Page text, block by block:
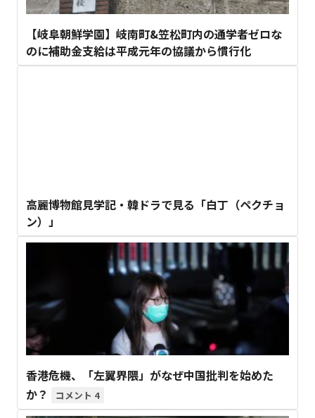
【岐阜朝鮮学園】岐南町&笠松町内の通学者ゼロな
のに補助金支給は平成元年の協議から慣行化
高麗博物館見学記・韓ドラで見る「白丁（ペクチョ
ン）」
香港危機、「左翼界隈」がなぜ中国批判を始めた
か？
4